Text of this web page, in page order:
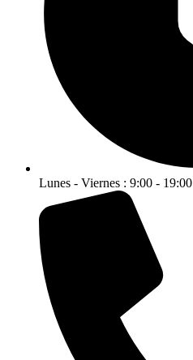
Lunes - Viernes : 9:00 - 19:00